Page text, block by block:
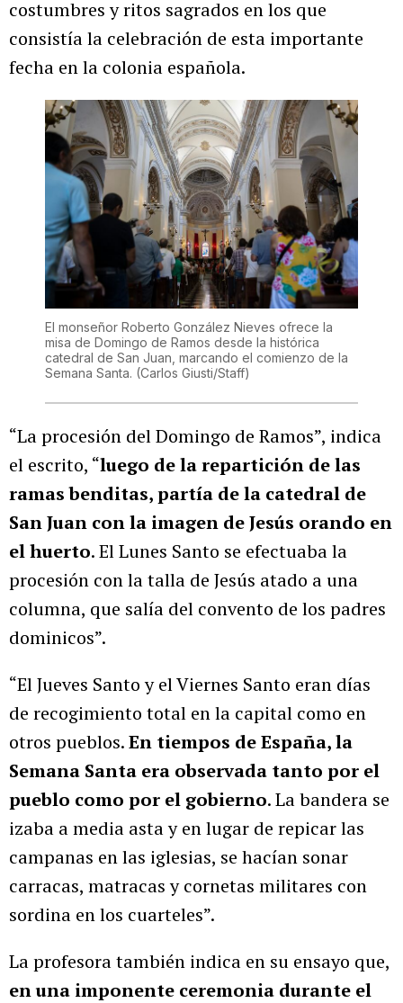
costumbres y ritos sagrados en los que
consistía la celebración de esta importante
fecha en la colonia española.
El monseñor Roberto González Nieves ofrece la
misa de Domingo de Ramos desde la histórica
catedral de San Juan, marcando el comienzo de la
Semana Santa. (Carlos Giusti/Staff)
“La procesión del Domingo de Ramos”, indica
el escrito, “luego de la repartición de las
ramas benditas, partía de la catedral de
San Juan con la imagen de Jesús orando en
el huerto. El Lunes Santo se efectuaba la
procesión con la talla de Jesús atado a una
columna, que salía del convento de los padres
dominicos”.
“El Jueves Santo y el Viernes Santo eran días
de recogimiento total en la capital como en
otros pueblos.En tiempos de España, la
Semana Santa era observada tanto por el
pueblo como por el gobierno. La bandera se
izaba a media asta y en lugar de repicar las
campanas en las iglesias, se hacían sonar
carracas, matracas y cornetas militares con
sordina en los cuarteles”.
La profesora también indica en su ensayo que,
en una imponente ceremonia durante el